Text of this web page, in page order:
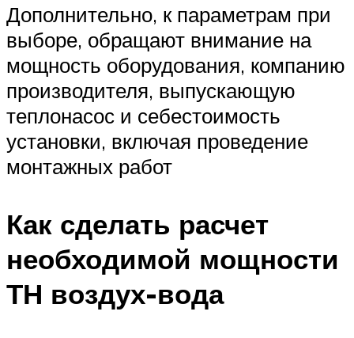
Дополнительно, к параметрам при
выборе, обращают внимание на
мощность оборудования, компанию
производителя, выпускающую
теплонасос и себестоимость
установки, включая проведение
монтажных работ
Как сделать расчет
необходимой мощности
ТН воздух-вода